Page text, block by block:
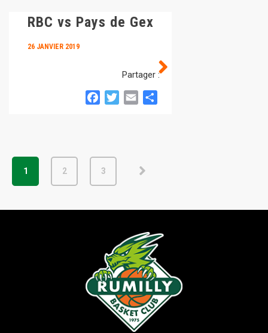
RBC vs Pays de Gex
26 JANVIER 2019
Partager :
FacebookTwitterEmail
1 2 3